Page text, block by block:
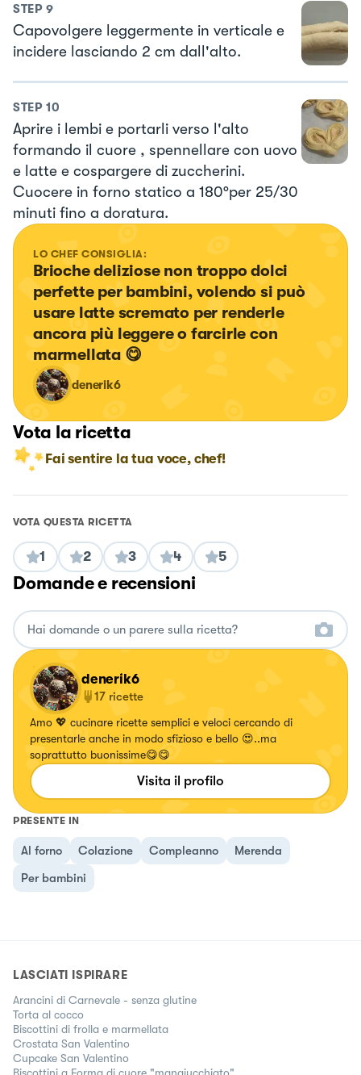
STEP 9
Capovolgere leggermente in verticale e
incidere lasciando 2 cm dall'alto.
STEP 10
Aprire i lembi e portarli verso l'alto
formando il cuore , spennellare con uovo
e latte e cospargere di zuccherini.
Cuocere in forno statico a 180°per 25/30
minuti fino a doratura.
LO CHEF CONSIGLIA:
Brioche deliziose non troppo dolci
perfette per bambini, volendo si può
usare latte scremato per renderle
ancora più leggere o farcirle con
marmellata 😋
denerik6
Vota la ricetta
Fai sentire la tua voce, chef!
VOTA QUESTA RICETTA
1 2 3 4 5
Domande e recensioni
denerik6
17 ricette
Amo 💖 cucinare ricette semplici e veloci cercando di
presentarle anche in modo sfizioso e bello 😍..ma
soprattutto buonissime😋😋
Visita il profilo
PRESENTE IN
Al forno Colazione Compleanno
Merenda
Per bambini
LASCIATI ISPIRARE
Arancini di Carnevale - senza glutine
Torta al cocco
Biscottini di frolla e marmellata
Crostata San Valentino
Cupcake San Valentino